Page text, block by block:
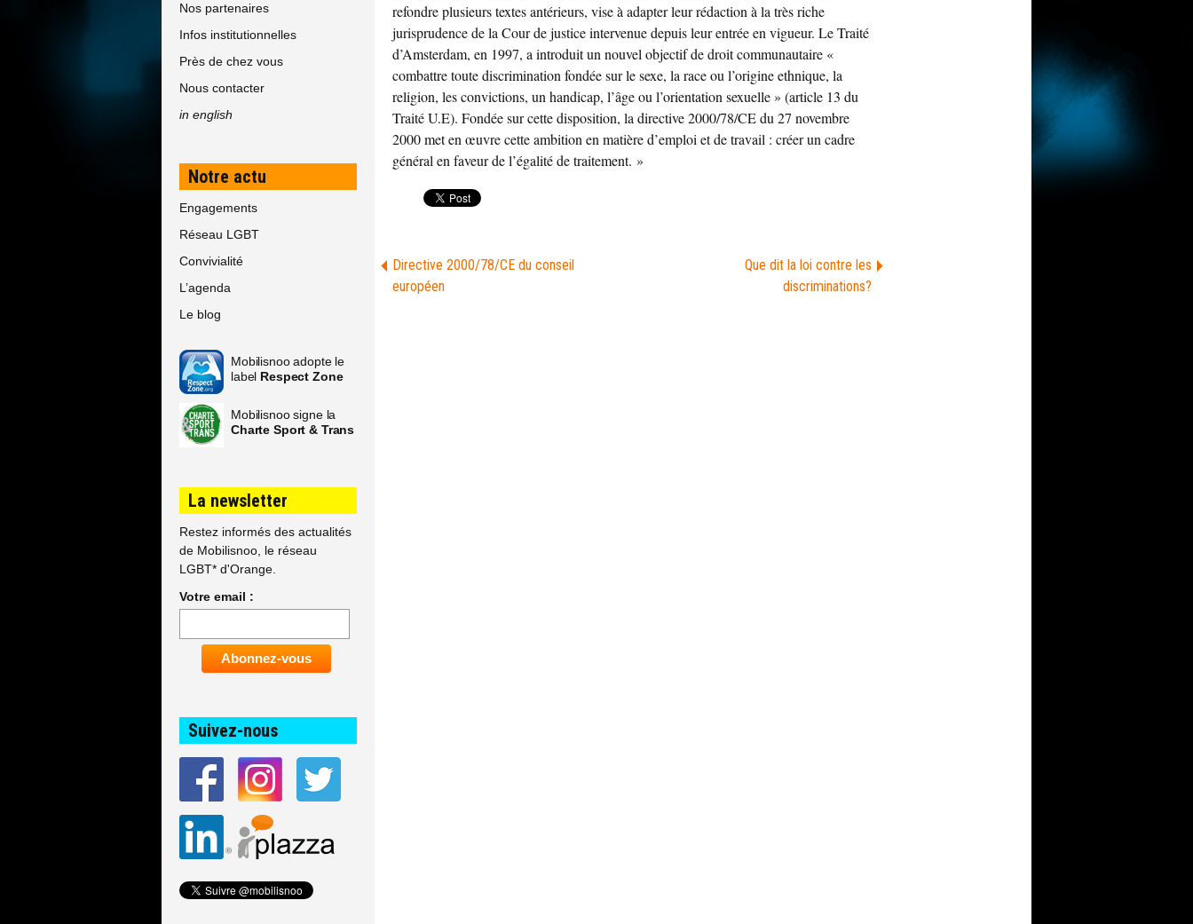
refondre plusieurs textes antérieurs, vise à adapter leur rédaction à la très riche
jurisprudence de la Cour de justice intervenue depuis leur entrée en vigueur. Le Traité
d’Amsterdam, en 1997, a introduit un nouvel objectif de droit communautaire «
combattre toute discrimination fondée sur le sexe, la race ou l’origine ethnique, la
religion, les convictions, un handicap, l’âge ou l’orientation sexuelle » (article 13 du
Traité U.E). Fondée sur cette disposition, la directive 2000/78/CE du 27 novembre
2000 met en œuvre cette ambition en matière d’emploi et de travail : créer un cadre
général en faveur de l’égalité de traitement. »
Directive 2000/78/CE du conseil
européen
Que dit la loi contre les
discriminations?
Nos partenaires
Infos institutionnelles
Près de chez vous
Nous contacter
in english
Notre actu
Engagements
Réseau LGBT
Convivialité
L’agenda
Le blog
Mobilisnoo adopte le
label Respect Zone
Mobilisnoo signe la
Charte Sport & Trans
La newsletter
Restez informés des actualités
de Mobilisnoo, le réseau
LGBT* d'Orange.
Votre email :
Suivez-nous